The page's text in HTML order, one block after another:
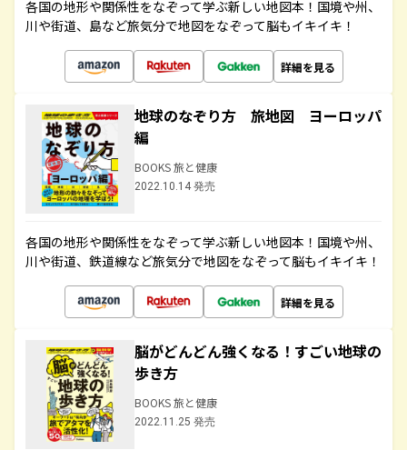
各国の地形や関係性をなぞって学ぶ新しい地図本！国境や州、
川や街道、島など旅気分で地図をなぞって脳もイキイキ！
詳細を見る
地球のなぞり方 旅地図 ヨーロッパ
編
BOOKS 旅と健康
2022.10.14 発売
各国の地形や関係性をなぞって学ぶ新しい地図本！国境や州、
川や街道、鉄道線など旅気分で地図をなぞって脳もイキイキ！
詳細を見る
脳がどんどん強くなる！すごい地球の
歩き方
BOOKS 旅と健康
2022.11.25 発売